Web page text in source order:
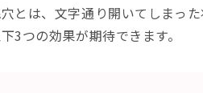
とは、文字通り開いてしまっ
3つの効果が期待できます。